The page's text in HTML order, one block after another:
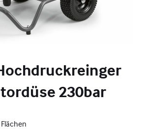
230bar